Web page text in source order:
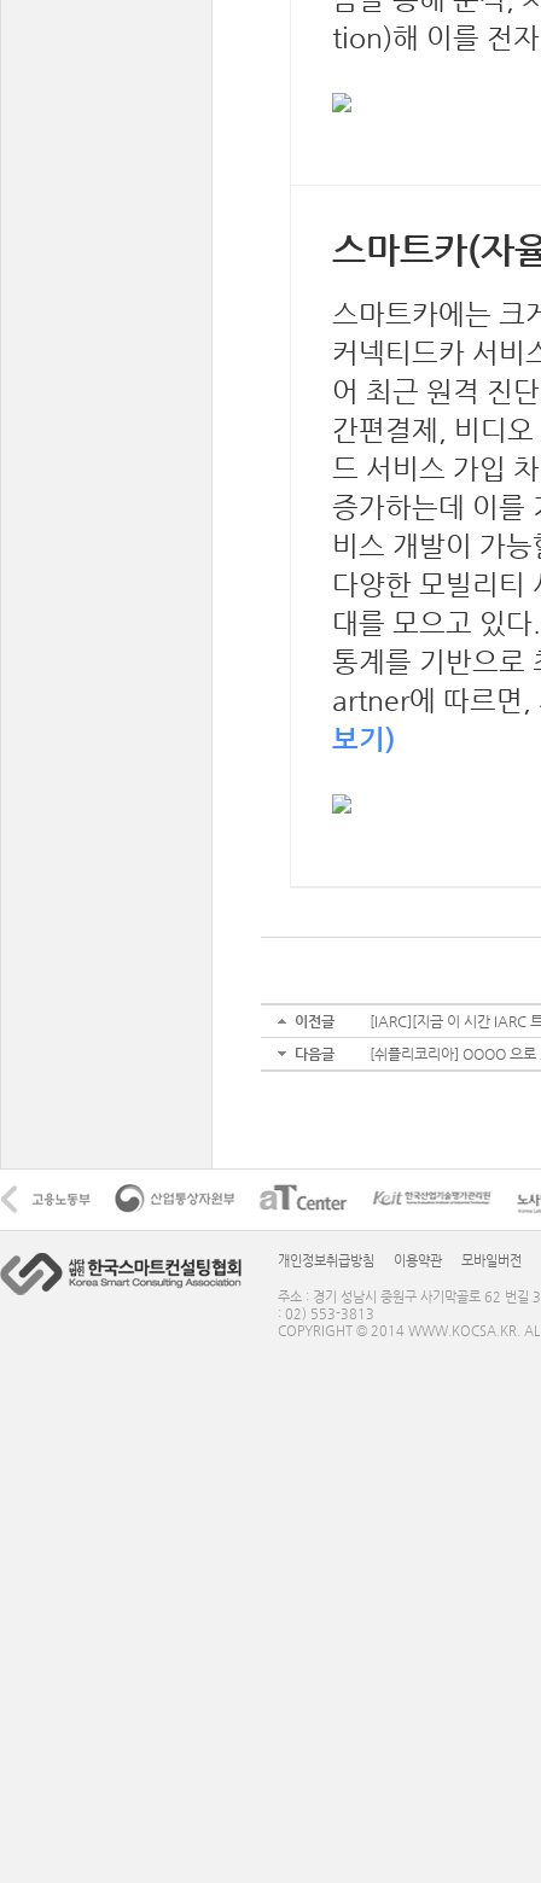
tion)해 이를 전
스마트카(자
스마트카에는 크
커넥티드카 서비
어 최근 원격 진
간편결제, 비디
드 서비스 가입
증가하는데 이를
비스 개발이 가
다양한 모빌리티
대를 모으고 있
통계를 기반으로
artner에 따르면
보기)
이전글
[IARC][지금 이 시간 IARC
다음글
[쉬플리코리아] OOOO 으
개인정보취급방침 이용약관 모바일버전
주소 : 경기 성남시 중원구 사기막골로 62 번
: 02) 553-3813
COPYRIGHT © 2014 WWW.KOCSA.KR.